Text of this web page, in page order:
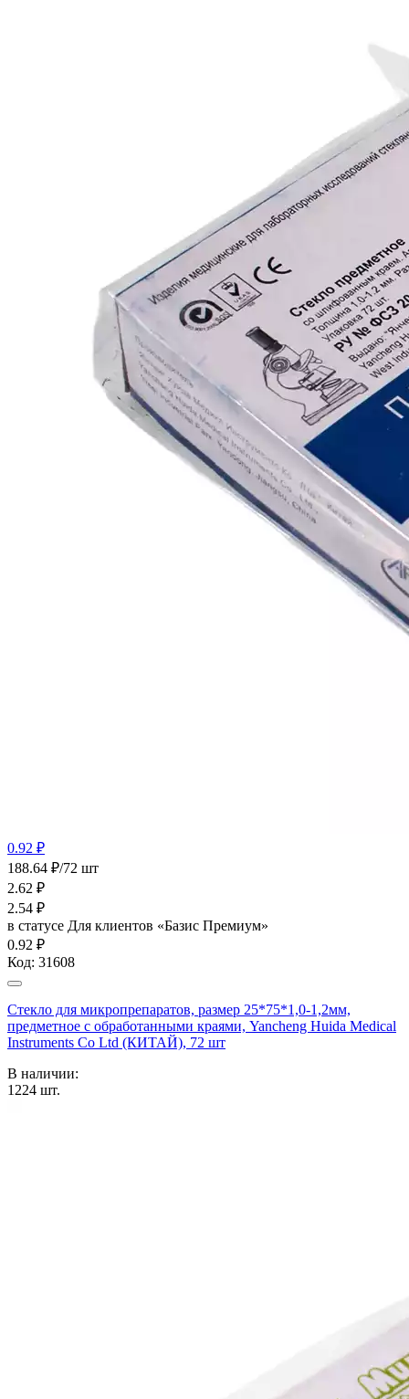
0.92 ₽
188.64 ₽/72 шт
2.62 ₽
2.54 ₽
в статусе Для клиентов «Базис Премиум»
0.92 ₽
Код: 31608
Стекло для микропрепаратов, размер 25*75*1,0-1,2мм,
предметное с обработанными краями, Yancheng Huida Medical
Instruments Co Ltd (КИТАЙ), 72 шт
В наличии:
1224 шт.